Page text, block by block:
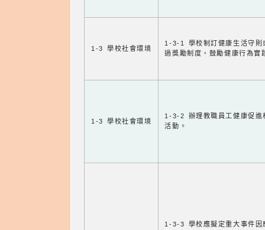
1-3 學校社會環境
1-3-1 學校制訂健康生活守則
過獎勵制度，鼓勵健康行為實
1-3 學校社會環境
1-3-2 辦理教職員工健康促進
活動。
1-3-3 學校應擬定重大事件因